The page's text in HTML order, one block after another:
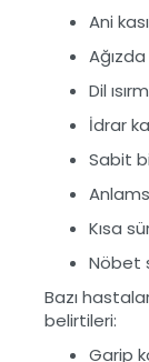
Ani
Dil
İdrar
Sabit
Kısa
Nöbet
Bazı
belirtileri:
Garip